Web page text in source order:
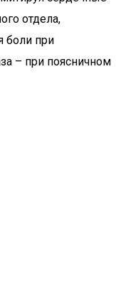
отдела,
боли при
– при поясничном